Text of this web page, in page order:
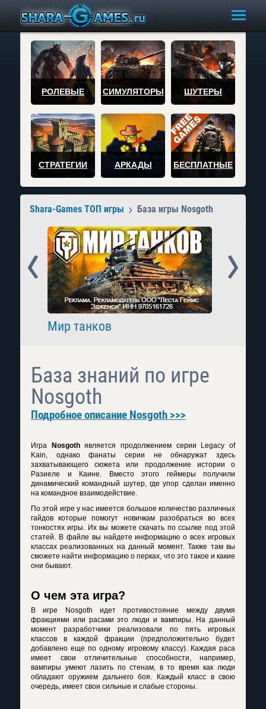
РОЛЕВЫЕ СИМУЛЯТОРЫ ШУТЕРЫ
СТРАТЕГИИ АРКАДЫ БЕСПЛАТНЫЕ
Shara-Games ТОП игры База игры Nosgoth
Мир танков
Prev
База знаний по игре
Nosgoth
Подробное описание Nosgoth >>>
Игра Nosgothявляется продолжением серии Legacy of
Kain, однако фанаты серии не обнаружат здесь
захватывающего сюжета или продолжение истории о
Разиеле и Каине. Вместо этого геймеры получили
динамический командный шутер, где упор сделан именно
на командное взаимодействие.
По этой игре у нас имеется большое количество различных
гайдов которые помогут новичкам разобраться во всех
тонкостях игры. Их вы можете скачать по ссылке под этой
статей. В файле вы найдете информацию о всех игровых
классах реализованных на данный момент. Также там вы
сможете найти информацию о перках, что это такое и какие
они бывают.
О чем эта игра?
В игре Nosgoth идет противостояние между двумя
фракциями или расами это люди и вампиры. На данный
момент разработчики реализовали по пять игровых
классов в каждой фракции (предположительно будет
добавлено еще по одному игровому классу). Каждая раса
имеет свои отличительные способности, например,
вампиры умеют лазить по стенам, в то время как люди
обладают оружием дальнего боя. Каждый класс в свою
очередь, имеет свои сильные и слабые стороны.